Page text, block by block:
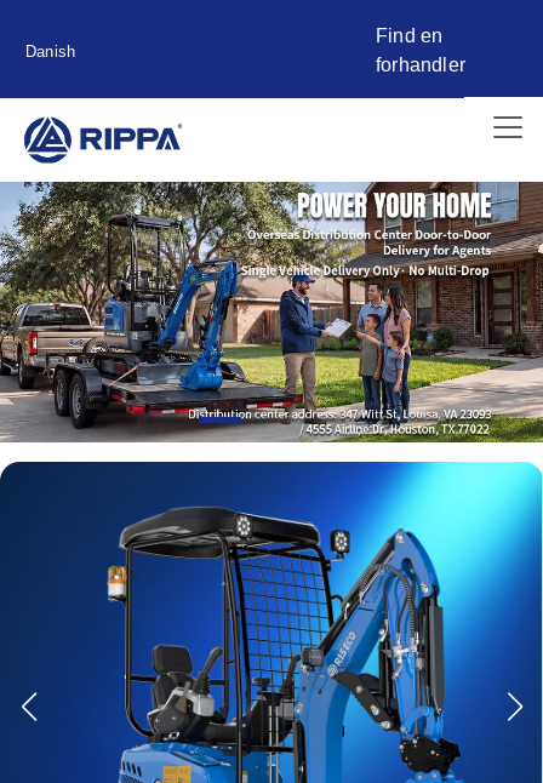
Danish
Find en
forhandler